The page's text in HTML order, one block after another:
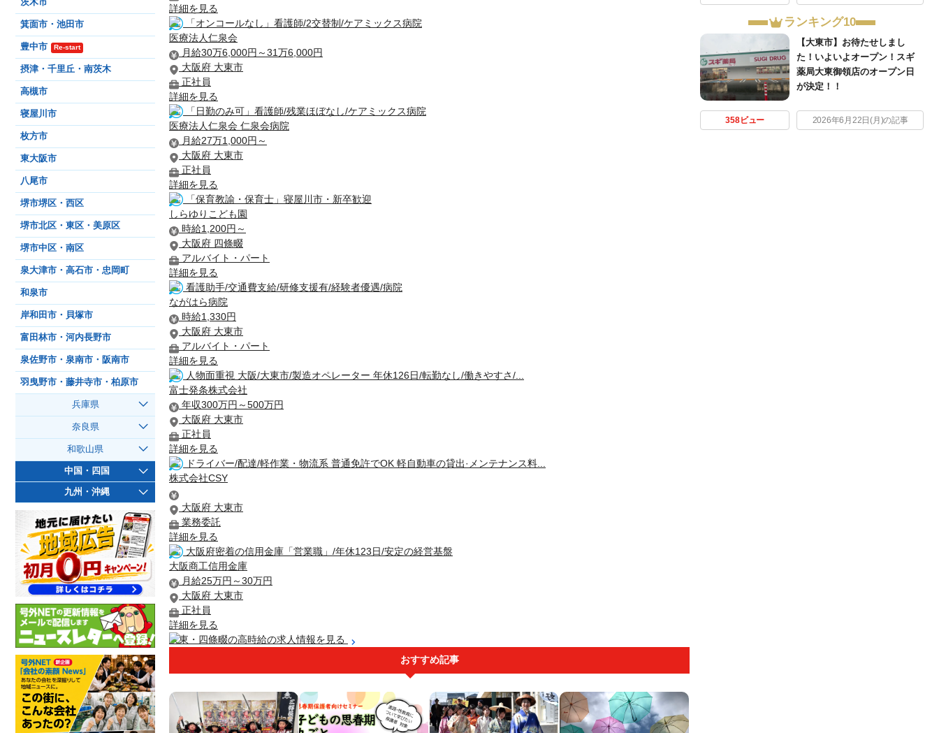
詳細を見る
「オンコールなし」看護師/2交替制/ケアミックス病院
医療法人仁泉会
月給30万6,000円～31万6,000円
大阪府 大東市
正社員
詳細を見る
「日勤のみ可」看護師/残業ほぼなし/ケアミックス病院
医療法人仁泉会 仁泉会病院
月給27万1,000円～
大阪府 大東市
正社員
詳細を見る
「保育教諭・保育士」寝屋川市・新卒歓迎
しらゆりこども園
時給1,200円～
大阪府 四條畷
アルバイト・パート
詳細を見る
看護助手/交通費支給/研修支援有/経験者優遇/病院
ながはら病院
時給1,330円
大阪府 大東市
アルバイト・パート
詳細を見る
人物面重視 大阪/大東市/製造オペレーター 年休126日/転勤なし/働きやすさ/...
富士発条株式会社
年収300万円～500万円
大阪府 大東市
正社員
詳細を見る
ドライバー/配達/軽作業・物流系 普通免許でOK 軽自動車の貸出·メンテナンス料...
株式会社CSY
大阪府 大東市
業務委託
詳細を見る
大阪府密着の信用金庫「営業職」/年休123日/安定の経営基盤
大阪商工信用金庫
月給25万円～30万円
大阪府 大東市
正社員
詳細を見る
大東・四條畷の高時給の求人情報を見る
おすすめ記事
ランキング10
【大東市】お待たせしまし
た！いよいよオープン！スギ
薬局大東御領店のオープン日
が決定！！
358ビュー 2026年6月22日(月)の記事
箕面市・池田市
豊中市 Re-start
摂津・千里丘・南茨木
高槻市
寝屋川市
枚方市
東大阪市
八尾市
堺市堺区・西区
堺市北区・東区・美原区
堺市中区・南区
泉大津市・高石市・忠岡町
和泉市
岸和田市・貝塚市
富田林市・河内長野市
泉佐野市・泉南市・阪南市
羽曳野市・藤井寺市・柏原市
兵庫県
奈良県
和歌山県
中国・四国
九州・沖縄